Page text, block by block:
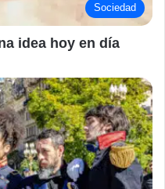
Sociedad
idea hoy en día